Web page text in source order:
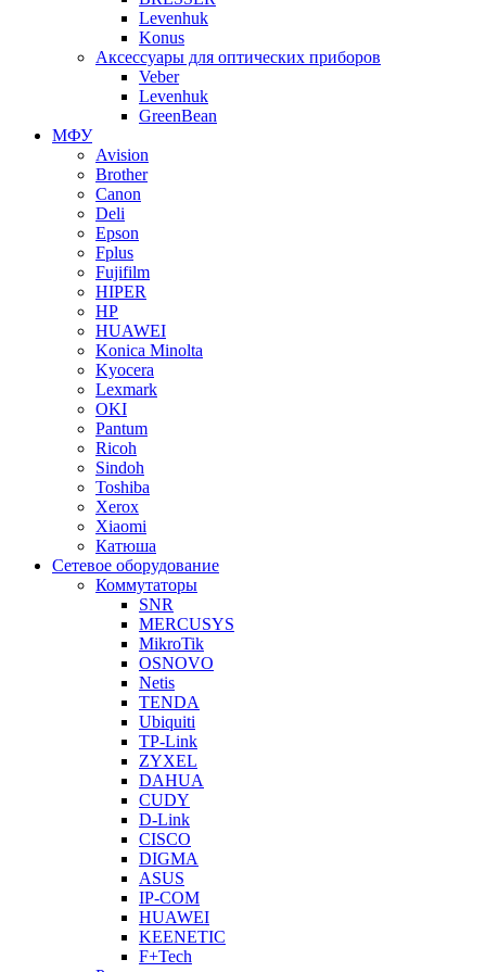
Levenhuk
Konus
Аксессуары для оптических приборов
Veber
Levenhuk
GreenBean
МФУ
Avision
Brother
Canon
Deli
Epson
Fplus
Fujifilm
HIPER
HP
HUAWEI
Konica Minolta
Kyocera
Lexmark
OKI
Pantum
Ricoh
Sindoh
Toshiba
Xerox
Xiaomi
Катюша
Сетевое оборудование
Коммутаторы
SNR
MERCUSYS
MikroTik
OSNOVO
Netis
TENDA
Ubiquiti
TP-Link
ZYXEL
DAHUA
CUDY
D-Link
CISCO
DIGMA
ASUS
IP-COM
HUAWEI
KEENETIC
F+Tech